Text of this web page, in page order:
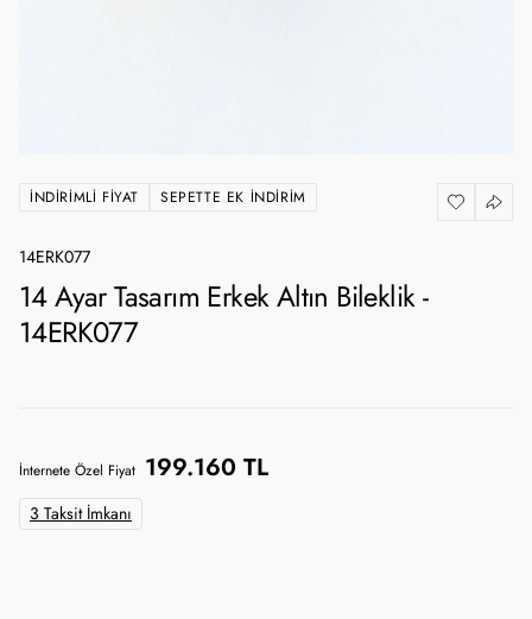
İNDIRIMLI FIYAT SEPETTE EK İNDIRIM
14ERK077
14 Ayar Tasarım Erkek Altın Bileklik -
14ERK077
İnternete Özel Fiyat 199.160 TL
3 Taksit İmkanı